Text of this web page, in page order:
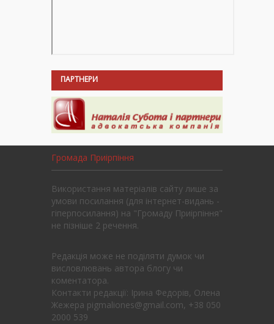
ПАРТНЕРИ
Громада Приірпіння
Використання матеріалів сайту лише за
умови посилання (для інтернет-видань -
гіперпосилання) на "Громаду Приірпіння"
не пізніше 2 речення.
Редакція може не поділяти думок чи
висловлювань автора блогу чи
коментатора.
Контакти редакції: Ірина Федорів, Олена
Жежера pigmaliones@gmail.com, +38 050
2000 539